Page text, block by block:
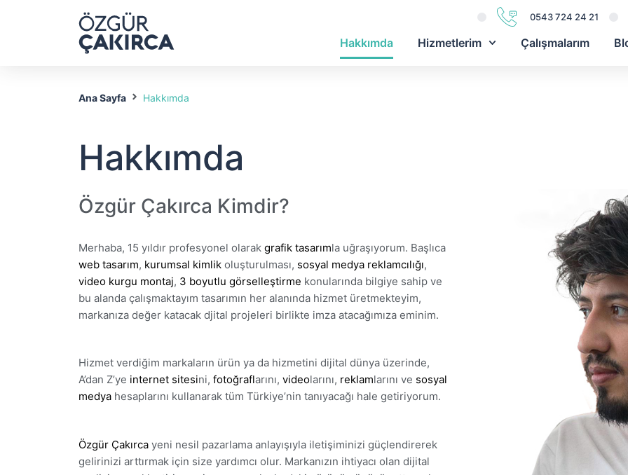
0543 724 24 21
Hakkımda Hizmetlerim Çalışmalarım
Ana Sayfa Hakkımda
Hakkımda
Özgür Çakırca Kimdir?
Merhaba, 15 yıldır profesyonel olarak grafik tasarımla uğraşıyorum. Başlıca
web tasarım, kurumsal kimlik oluşturulması, sosyal medya reklamcılığı,
video kurgu montaj, 3 boyutlu görselleştirme konularında bilgiye sahip ve
bu alanda çalışmaktayım tasarımın her alanında hizmet üretmekteyim,
markanıza değer katacak djital projeleri birlikte imza atacağımıza eminim.
Hizmet verdiğim markaların ürün ya da hizmetini dijital dünya üzerinde,
A’dan Z’ye internet sitesini, fotoğraflarını, videolarını, reklamlarını ve sosyal
medya hesaplarını kullanarak tüm Türkiye’nin tanıyacağı hale getiriyorum.
Özgür Çakırca yeni nesil pazarlama anlayışıyla iletişiminizi güçlendirerek
gelirinizi arttırmak için size yardımcı olur. Markanızın ihtiyacı olan dijital